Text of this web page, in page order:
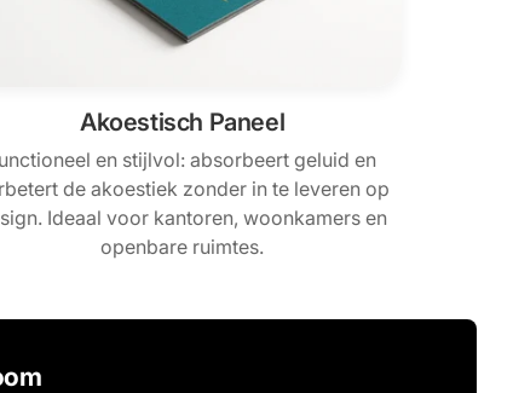
Akoestisch Paneel
en stijlvol: absorbeert geluid en
de akoestiek zonder in te leveren op
Ideaal voor kantoren, woonkamers en
openbare ruimtes.